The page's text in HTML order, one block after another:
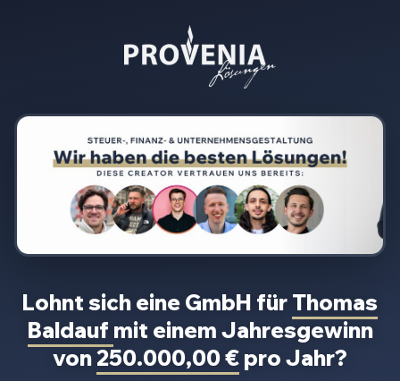
Lohnt sich eine GmbH für Thomas
Baldauf mit einem Jahresgewinn
von250.000,00 € pro Jahr?